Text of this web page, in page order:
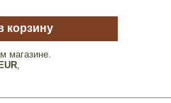
корзину
магазине.
,